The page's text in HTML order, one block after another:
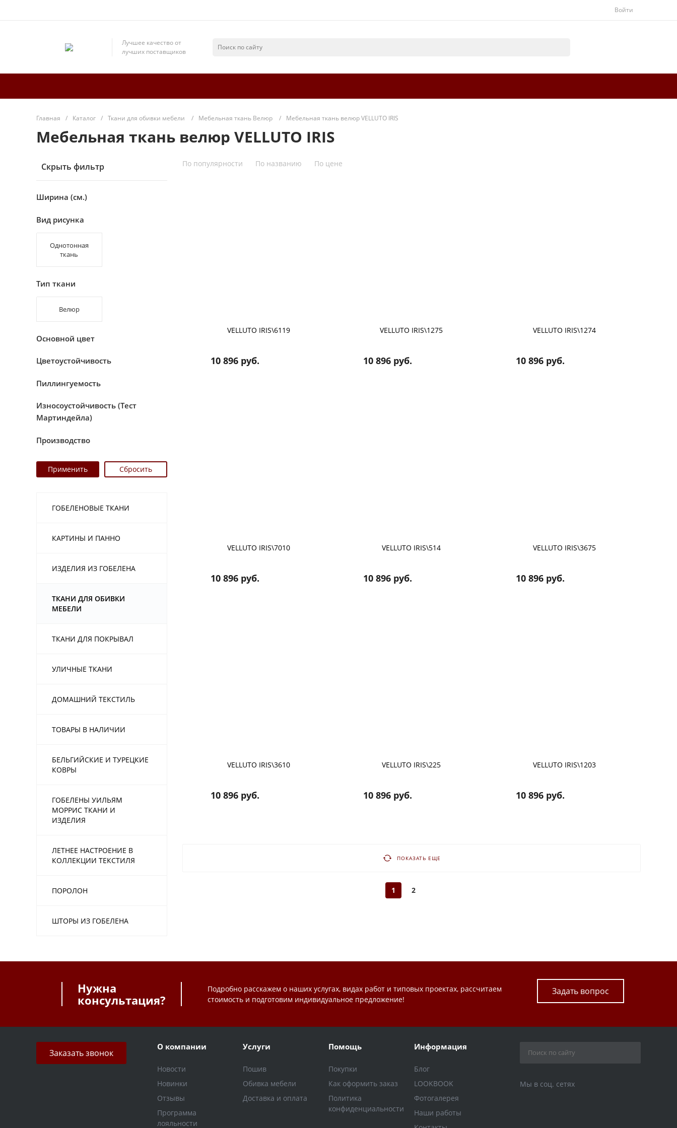
Войти
Лучшее качество от
лучших поставщиков
Главная / Каталог / Ткани для обивки мебели / Мебельная ткань Велюр / Мебельная ткань велюр VELLUTO IRIS
Мебельная ткань велюр VELLUTO IRIS
Скрыть фильтр
Ширина (см.)
Вид рисунка
Однотонная
ткань
Тип ткани
Велюр
Основной цвет
Цветоустойчивость
Пиллингуемость
Износоустойчивость (Тест
Мартиндейла)
Производство
ГОБЕЛЕНОВЫЕ ТКАНИ
КАРТИНЫ И ПАННО
ИЗДЕЛИЯ ИЗ ГОБЕЛЕНА
ТКАНИ ДЛЯ ОБИВКИ
МЕБЕЛИ
ТКАНИ ДЛЯ ПОКРЫВАЛ
УЛИЧНЫЕ ТКАНИ
ДОМАШНИЙ ТЕКСТИЛЬ
ТОВАРЫ В НАЛИЧИИ
БЕЛЬГИЙСКИЕ И ТУРЕЦКИЕ
КОВРЫ
ГОБЕЛЕНЫ УИЛЬЯМ
МОРРИС ТКАНИ И
ИЗДЕЛИЯ
ЛЕТНЕЕ НАСТРОЕНИЕ В
КОЛЛЕКЦИИ ТЕКСТИЛЯ
ПОРОЛОН
ШТОРЫ ИЗ ГОБЕЛЕНА
По популярности По названию По цене
VELLUTO IRIS\6119
10 896 руб.
VELLUTO IRIS\1275
10 896 руб.
VELLUTO IRIS\1274
10 896 руб.
VELLUTO IRIS\7010
10 896 руб.
VELLUTO IRIS\514
10 896 руб.
VELLUTO IRIS\3675
10 896 руб.
VELLUTO IRIS\3610
10 896 руб.
VELLUTO IRIS\225
10 896 руб.
VELLUTO IRIS\1203
10 896 руб.
ПОКАЗАТЬ ЕЩЕ
1 2
Нужна
консультация?
Подробно расскажем о наших услугах, видах работ и типовых проектах, рассчитаем
стоимость и подготовим индивидуальное предложение!
Задать вопрос
Заказать звонок
О компании
Новости
Новинки
Отзывы
Программа
лояльности
Услуги
Пошив
Обивка мебели
Доставка и оплата
Помощь
Покупки
Как оформить заказ
Политика
конфиденциальности
Информация
Блог
LOOKBOOK
Фотогалерея
Наши работы
Мы в соц. сетях